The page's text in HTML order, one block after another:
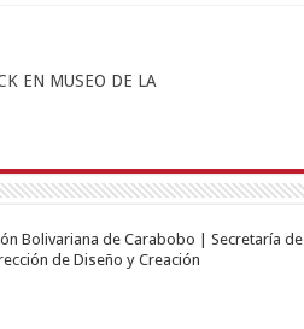
Bolivariana de Carabobo | Secretaría de
de Diseño y Creación